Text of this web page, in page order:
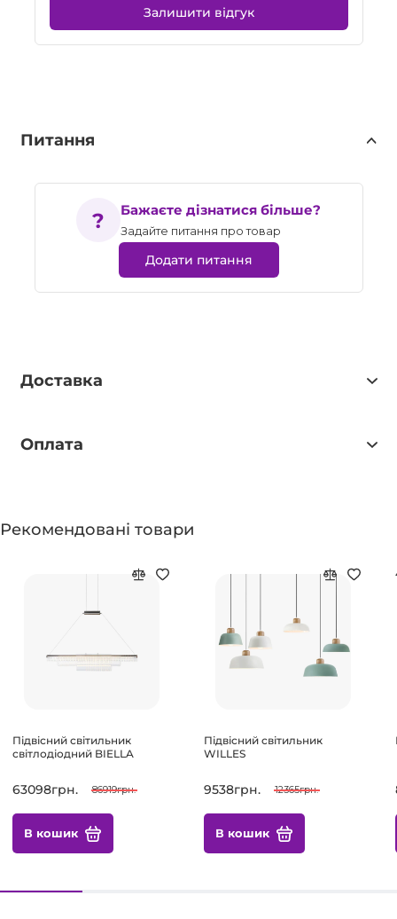
Залишити відгук
Питання
Бажаєте дізнатися більше?
Задайте питання про товар
Додати питання
Доставка
Оплата
Рекомендовані товари
Підвісний світильник
світлодіодний BIELLA
63098грн. 86919грн.
В кошик
Підвісний світильник
WILLES
9538грн. 12365грн.
В кошик